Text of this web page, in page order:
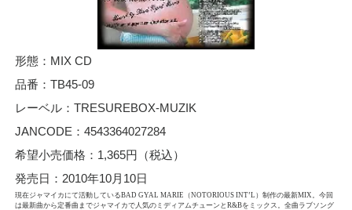
形態：MIX CD
品番：TB45-09
レーベル：TRESUREBOX-MUZIK
JANCODE：4543364027284
希望小売価格：1,365円（税込）
発売日：2010年10月10日
現在ジャマイカにて活動しているBAD GYAL MARIE（NOTORIOUS INT’L）制作の最新MIX。今回
は最新曲から定番曲までジャマイカで人気のミディアムチューンとR&Bをミックス。全曲ラブソング